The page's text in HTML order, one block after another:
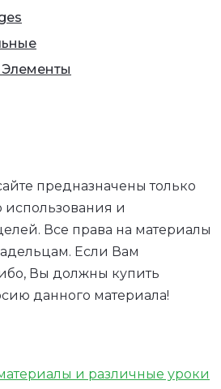
предназначены только
использования и
Все права на материалы
Если Вам
Вы должны купить
данного материала!
и различные уроки